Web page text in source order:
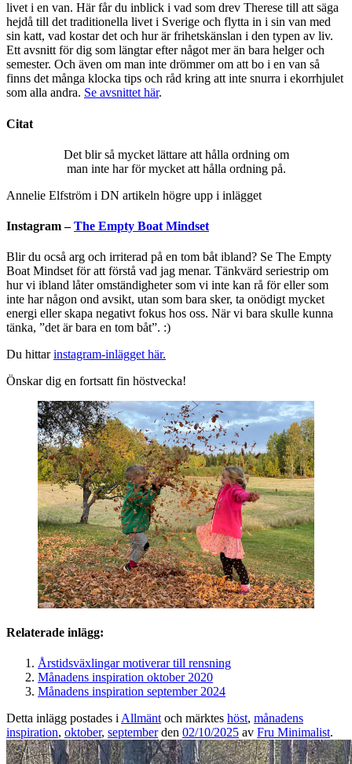
livet i en van. Här får du inblick i vad som drev Therese till att säga
hejdå till det traditionella livet i Sverige och flytta in i sin van med
sin katt, vad kostar det och hur är frihetskänslan i den typen av liv.
Ett avsnitt för dig som längtar efter något mer än bara helger och
semester. Och även om man inte drömmer om att bo i en van så
finns det många klocka tips och råd kring att inte snurra i ekorrhjulet
som alla andra. Se avsnittet här.
Citat
Det blir så mycket lättare att hålla ordning om
man inte har för mycket att hålla ordning på.
Annelie Elfström i DN artikeln högre upp i inlägget
Instagram –The Empty Boat Mindset
Blir du ocså arg och irriterad på en tom båt ibland? Se The Empty
Boat Mindset för att förstå vad jag menar. Tänkvärd seriestrip om
hur vi ibland låter omständigheter som vi inte kan rå för eller som
inte har någon ond avsikt, utan som bara sker, ta onödigt mycket
energi eller skapa negativt fokus hos oss. När vi bara skulle kunna
tänka, ”det är bara en tom båt”. :)
Du hittarinstagram-inlägget här.
Önskar dig en fortsatt fin höstvecka!
Relaterade inlägg:
Årstidsväxlingar motiverar till rensning
Månadens inspiration oktober 2020
Månadens inspiration september 2024
Detta inlägg postades i Allmänt och märktes höst, månadens
inspiration, oktober, septemberden 02/10/2025 av Fru Minimalist.